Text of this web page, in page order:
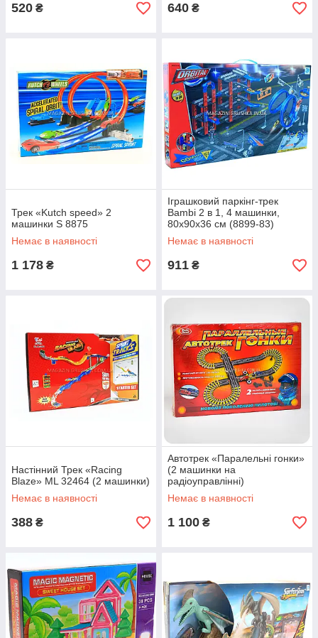
520 ₴ 640 ₴
Трек «Kutch speed» 2
машинки S 8875
Немає в наявності
1 178 ₴
Іграшковий паркінг-трек
Bambi 2 в 1, 4 машинки,
80х90х36 см (8899-83)
Немає в наявності
911 ₴
Настінний Трек «Racing
Blaze» ML 32464 (2 машинки)
Немає в наявності
388 ₴
Автотрек «Паралельні гонки»
(2 машинки на
радіоуправлінні)
Немає в наявності
1 100 ₴